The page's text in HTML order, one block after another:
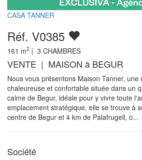
CASA TANNER
Réf. V0385
161 m2 | 3 CHAMBRES
VENTE | MAISON à BEGUR
Nous vous présentons Maison Tanner, une
chaleureuse et confortable située dans un
calme de Begur, idéale pour y vivre toute
emplacement stratégique, elle se trouve à
centre de Begur et 4 km de Palafrugell, o...
Société